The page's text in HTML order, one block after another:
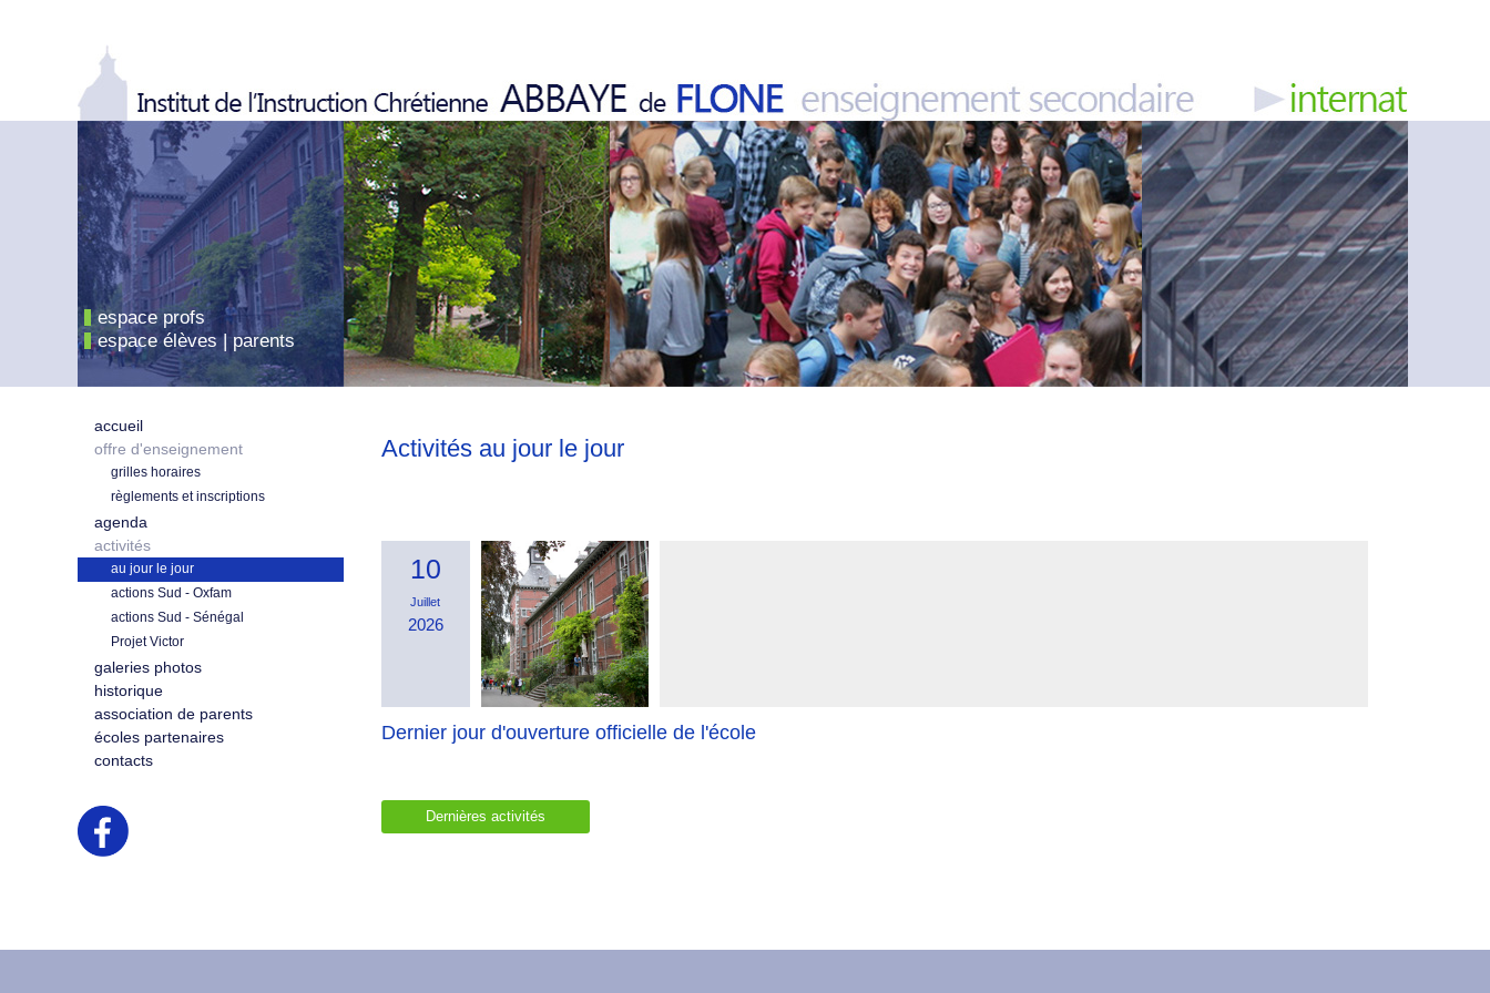
espace profs
espace élèves | parents
accueil
offre d'enseignement
grilles horaires
règlements et inscriptions
agenda
activités
au jour le jour
actions Sud - Oxfam
actions Sud - Sénégal
Projet Victor
galeries photos
historique
association de parents
écoles partenaires
contacts
Activités au jour le jour
10
Juillet
2026
Dernier jour d'ouverture officielle de l'école
Dernières activités